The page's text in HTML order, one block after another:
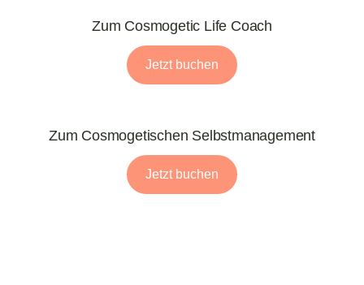
Zum Cosmogetic Life Coach
Jetzt buchen
Zum Cosmogetischen Selbstmanagement
Jetzt buchen